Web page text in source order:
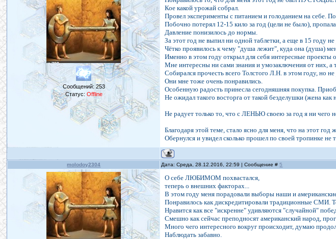
Сообщений: 253
Статус: Offline
Кое какой урожай собрал.
Провел эксперименты с питанием и голоданием на себе.
Побочно потерял 12-15 кило за год (цели не было),
Давление понизилось до нормы.
За этот год не выпил ни одной таблетки, а еще в 15 году
Чётко проявилось к чему "душа лежит", куда она (душа)
Именно в этом году открыл для себя интересные
Мне интересны ни сами знания и умозаключения от них, а
Собирался прочесть всего Толстого Л.Н. в этом году, но
Они мне тоже очень понравились.
Особенную радость принесла сегодняшняя покупка.
Не ожидал такого восторга от такой безделушки (жена как
Не радует только то, что с ЛЕНЬЮ своею за год я ни чего
Благодаря этой теме, стало ясно для меня, что на этот год
Обернулся и увидел сколько прошел по своей тропинке не
molodoy2304 Дата: Среда, 28.12.2016, 22:59 | Сообщение #5
О себе ЛЮБИМОМ похвастался,
теперь о внешних факторах...
В этом году меня порадовали выборы наши и
Понравилось как дискредитировали традиционные СМИ.
Нравится как все "искренне" удивляются "случайной"
Смешно как сейчас преподносят американский народ,
Много чего интересного вокруг происходит, думаю
Наблюдать забавно.